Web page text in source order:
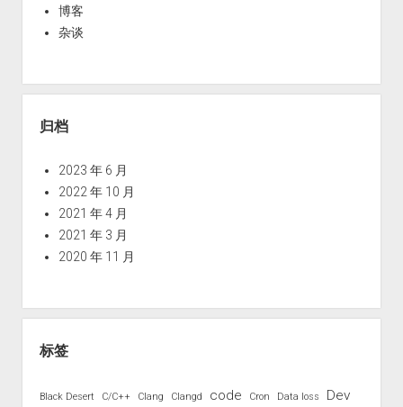
博客
杂谈
归档
2023 年 6 月
2022 年 10 月
2021 年 4 月
2021 年 3 月
2020 年 11 月
标签
Black Desert C/C++ Clang Clangd code Cron Data loss Dev